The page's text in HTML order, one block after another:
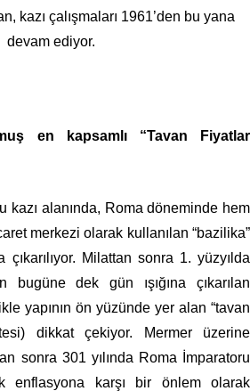
kazı çalışmaları 1961’den bu yana
devam ediyor.
en kapsamlı “Tavan Fiyatlar
kazı alanında, Roma döneminde hem
merkezi olarak kullanılan “bazilika”
çıkarılıyor. Milattan sonra 1. yüzyılda
bugüne dek gün ışığına çıkarılan
yapının ön yüzünde yer alan “tavan
dikkat çekiyor. Mermer üzerine
sonra 301 yılında Roma İmparatoru
enflasyona karşı bir önlem olarak